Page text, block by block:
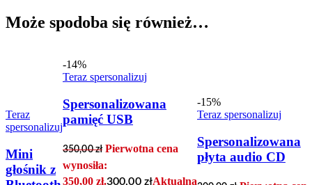
Może spodoba się również…
Teraz
spersonalizuj
Mini
głośnik z
-14%
Teraz spersonalizuj
Spersonalizowana
pamięć USB
350,00zł Pierwotna cena
wynosiła:
350,00 zł.300,00 złAktualna
-15%
Teraz spersonalizuj
Spersonalizowana
płyta audio CD